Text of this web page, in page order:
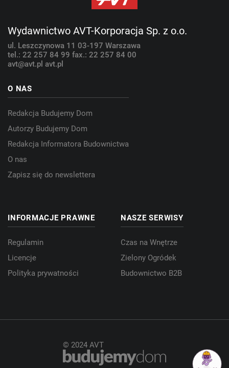
Wydawnictwo AVT-Korporacja Sp. z o.o.
ul. Leszczynowa 11 03-197 Warszawa
tel.: 22 257 84 99 fax.: 22 257 84 00
avt@avt.pl avt.pl
O NAS
Redakcja Budujemy Dom
Autorzy Budujemy Dom
Redakcja Informatora Budownictwa
O nas
Zapisz się do newslettera
INFORMACJE PRAWNE
Regulamin
Licencje
Polityka prywatności
NASZE SERWISY
Czas na Wnętrze
Zielony Ogródek
Budownictwo B2B
© 2024 AVT